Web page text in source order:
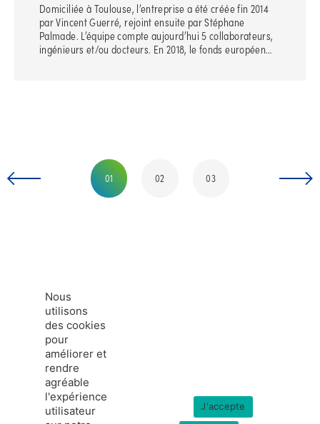
Domiciliée à Toulouse, l’entreprise a été créée fin 2014
par Vincent Guerré, rejoint ensuite par Stéphane
Palmade. L’équipe compte aujourd’hui 5 collaborateurs,
ingénieurs et/ou docteurs. En 2018, le fonds européen…
01 02 03
Nous
utilisons
des cookies
pour
améliorer et
rendre
agréable
l'expérience
utilisateur
J'accepte